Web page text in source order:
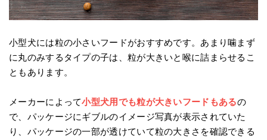
小型犬には粒の小さいフードがおすすめです。あまり噛まず
に丸のみするタイプの子は、粒が大きいと喉に詰まらせるこ
ともあります。
メーカーによって小型犬用でも粒が大きいフードもあるの
で、パッケージにギブルのイメージ写真が表示されていた
り、パッケージの一部が透けていて粒の大きさを確認できる